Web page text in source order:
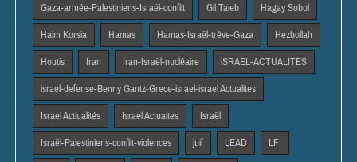
Gaza-armée-Palestiniens-Israël-conflit Gil Taieb Hagay Sobol
Haim Korsia Hamas Hamas-Israël-trêve-Gaza Hezbollah
Houtis Iran Iran-Israël-nucléaire iSRAEL-ACTUALITES
israel-defense-Benny Gantz-Grece-israel-israel Actualites
Israel Actiualités Israel Actuaites Israël
Israël-Palestiniens-conflit-violences juif LEAD LFI